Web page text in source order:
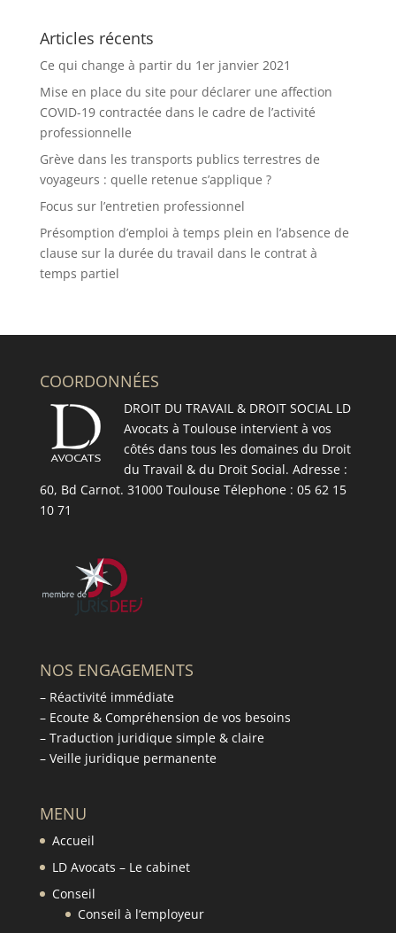
Articles récents
Ce qui change à partir du 1er janvier 2021
Mise en place du site pour déclarer une affection
COVID-19 contractée dans le cadre de l’activité
professionnelle
Grève dans les transports publics terrestres de
voyageurs : quelle retenue s’applique ?
Focus sur l’entretien professionnel
Présomption d’emploi à temps plein en l’absence de
clause sur la durée du travail dans le contrat à
temps partiel
COORDONNÉES
DROIT DU TRAVAIL & DROIT SOCIAL LD
Avocats à Toulouse intervient à vos
côtés dans tous les domaines du Droit
du Travail & du Droit Social. Adresse :
60, Bd Carnot. 31000 Toulouse Télephone : 05 62 15
10 71
NOS ENGAGEMENTS
– Réactivité immédiate
– Ecoute & Compréhension de vos besoins
– Traduction juridique simple & claire
– Veille juridique permanente
MENU
Accueil
LD Avocats – Le cabinet
Conseil
Conseil à l’employeur